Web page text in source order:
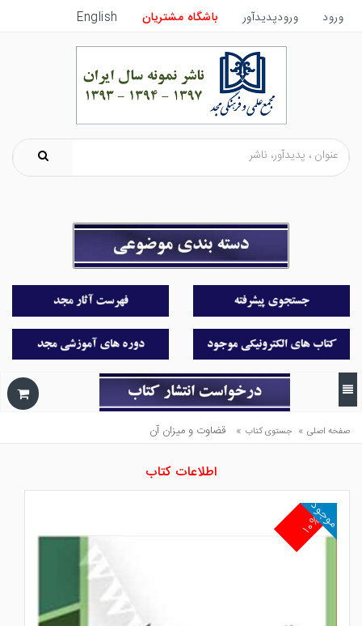
ورود ورودپدیدآور باشگاه مشتریان English
صفحه اصلی » جستوی کتاب » قضاوت و ميزان آن
اطلاعات کتاب
۱۰%
موجود